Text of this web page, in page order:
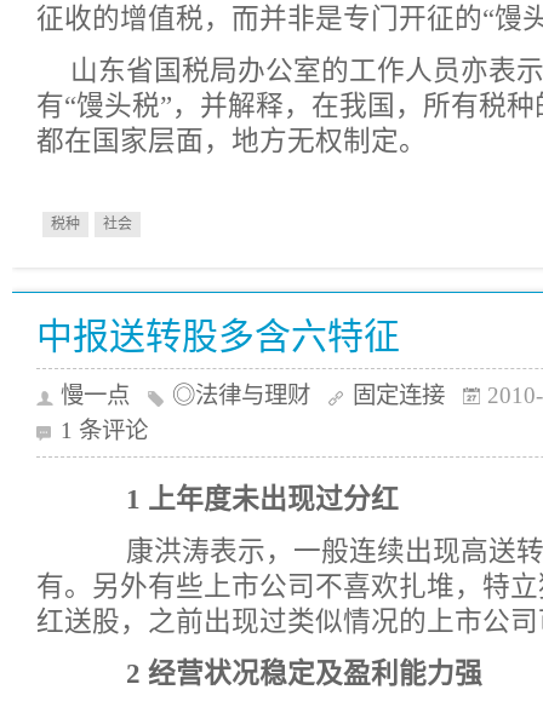
征收的增值税，而并非是专门开征的“馒
山东省国税局办公室的工作人员亦表
有“馒头税”，并解释，在我国，所有税
都在国家层面，地方无权制定。
税种 社会
中报送转股多含六特征
慢一点 ◎法律与理财 固定连接
1 条评论
1 上年度未出现过分红
康洪涛表示，一般连续出现高送转
有。另外有些上市公司不喜欢扎堆，特
红送股，之前出现过类似情况的上市公
2 经营状况稳定及盈利能力强